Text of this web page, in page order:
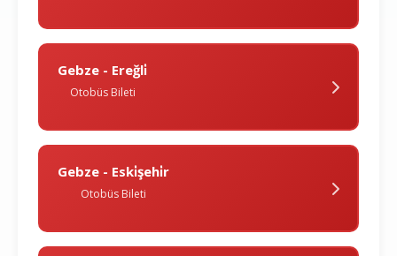
Gebze - Ereğli̇
Otobüs Bileti
Gebze - Eski̇şehi̇r
Otobüs Bileti